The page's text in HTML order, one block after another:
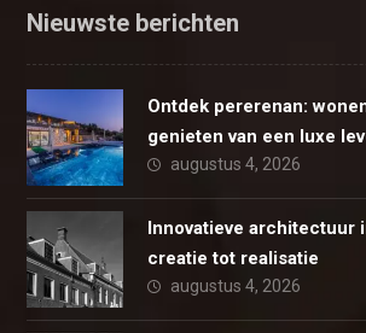
Nieuwste berichten
Ontdek pererenan:
genieten van een luxe
augustus 4, 2026
Innovatieve architectuur
creatie tot realisatie
augustus 4, 2026